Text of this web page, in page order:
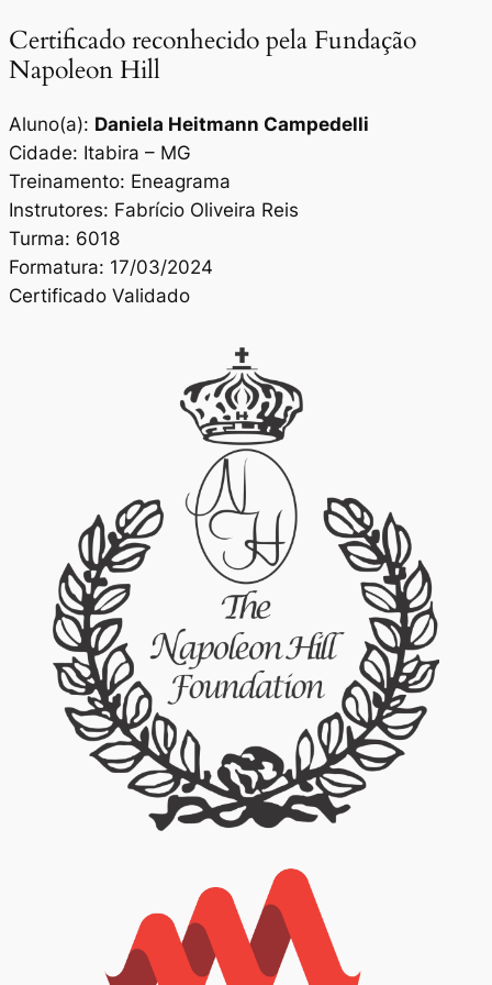
Certificado reconhecido pela Fundação
Napoleon Hill
Aluno(a): Daniela Heitmann Campedelli
Cidade: Itabira – MG
Treinamento: Eneagrama
Instrutores: Fabrício Oliveira Reis
Turma: 6018
Formatura: 17/03/2024
Certificado Validado